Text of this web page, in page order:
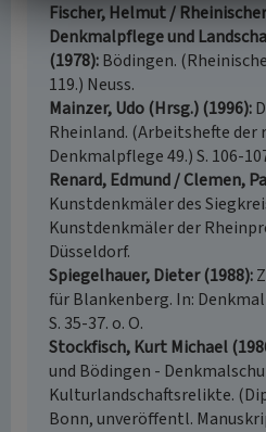
Fischer, Helmut /
Denkmalpflege und
(1978) Bödingen.
119.) Neuss.
Mainzer, Udo (Hrsg.) (1996)
Rheinland. (Arbeitshefte der
Denkmalpflege 49.) S. 106-
Renard, Edmund / Clemen,
Kunstdenkmäler des
Kunstdenkmäler der
Düsseldorf.
Spiegelhauer, Dieter (1988)
für Blankenberg. In:
S. 35-37. o. O.
Stockfisch, Kurt Michael
und Bödingen -
Kulturlandschaftsrelikte.
Bonn, unveröffentl.